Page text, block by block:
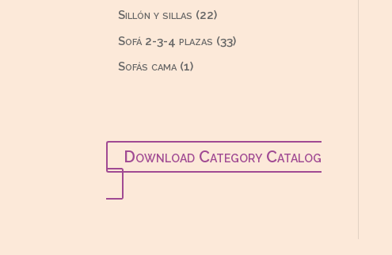
productos
Sillón y sillas 2222
productos
Sofá 2-3-4 plazas 3333
Sofás cama 11
Download Category Catalog